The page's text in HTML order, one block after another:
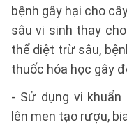
bệnh gây hại cho
sâu vi sinh thay
thể diệt trừ sâu,
thuốc hóa học gây
- Sử dụng vi
lên men tạo rượu,